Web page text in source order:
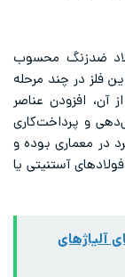
ضدزنگ محسوب
در چند مرحله
آن، افزودن عناصر
و پرداخت‌کاری
در معماری بوده و
که از گروه فولادهای آستنیتی یا
آلیاژهای